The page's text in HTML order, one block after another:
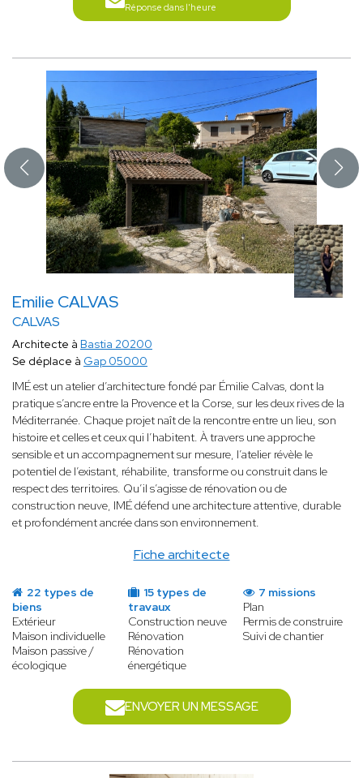
Réponse dans l'heure
Emilie CALVAS
CALVAS
Fiche architecte
Architecte à Bastia 20200
Se déplace à Gap 05000
IMÉ est un atelier d’architecture fondé par Émilie Calvas, dont la
pratique s’ancre entre la Provence et la Corse, sur les deux rives de la
Méditerranée. Chaque projet naît de la rencontre entre un lieu, son
histoire et celles et ceux qui l’habitent. À travers une approche
sensible et un accompagnement sur mesure, l’atelier révèle le
potentiel de l’existant, réhabilite, transforme ou construit dans le
respect des territoires. Qu’il s’agisse de rénovation ou de
construction neuve, IMÉ défend une architecture attentive, durable
et profondément ancrée dans son environnement.
22 types de
biens
Extérieur
Maison individuelle
Maison passive /
écologique
15 types de
travaux
Construction neuve
Rénovation
Rénovation
énergétique
7 missions
Plan
Permis de construire
Suivi de chantier
ENVOYER UN MESSAGE